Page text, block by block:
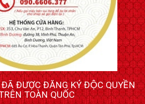
ĐƯỢC ĐĂNG KÝ ĐỘC QUYỀN
TOÀN QUỐC